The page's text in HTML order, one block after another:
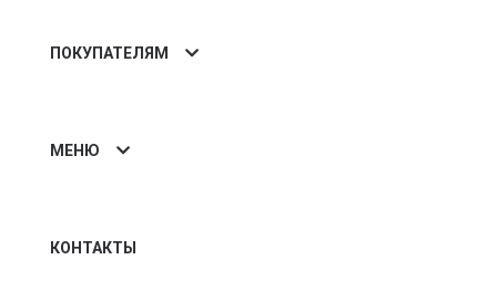
ПОКУПАТЕЛЯМ
МЕНЮ
КОНТАКТЫ